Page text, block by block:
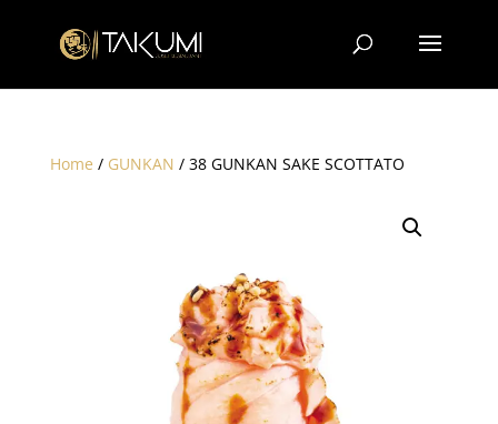
Home / GUNKAN / 38 GUNKAN SAKE SCOTTATO